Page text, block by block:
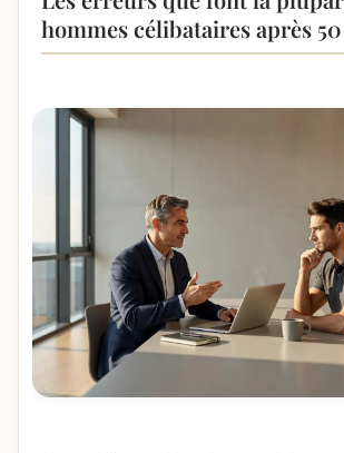
hommes célibataires après